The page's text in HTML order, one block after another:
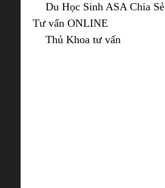
Du Học Sinh ASA Chia Sẻ
Tư vấn ONLINE
Thủ Khoa tư vấn